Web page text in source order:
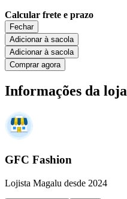
Calcular frete e prazo
Fechar
Adicionar à sacola
Adicionar à sacola
Comprar agora
Informações da loja
GFC Fashion
Lojista Magalu desde 2024